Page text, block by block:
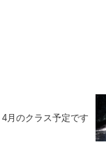
4月のクラス予定です